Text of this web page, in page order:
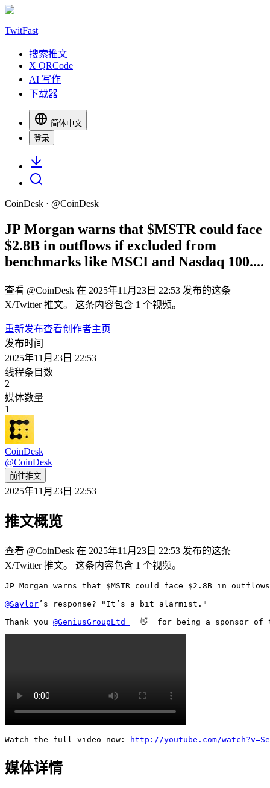
TwitFast
搜索推文
X QRCode
AI 写作
下载器
简体中文
登录
CoinDesk · @CoinDesk
JP Morgan warns that $MSTR could face
$2.8B in outflows if excluded from
benchmarks like MSCI and Nasdaq 100....
查看 @CoinDesk 在 2025年11月23日 22:53 发布的这条
X/Twitter 推文。 这条内容包含 1 个视频。
重新发布查看创作者主页
发布时间
2025年11月23日 22:53
线程条目数
2
媒体数量
1
CoinDesk
@CoinDesk
前往推文
2025年11月23日 22:53
推文概览
查看 @CoinDesk 在 2025年11月23日 22:53 发布的这条
X/Twitter 推文。 这条内容包含 1 个视频。
JP Morgan warns that $MSTR could face $2.8B in
@Saylor ’s response? "It’s a bit alarmist."
Thank you @GeniusGroupLtd_
👋  for being a sponsor
Watch the full video now: http://youtube.com/
媒体详情